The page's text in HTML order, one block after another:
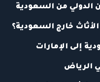
الدولي من السعودية
خارج السعودية؟
إلى الإمارات
الرياض